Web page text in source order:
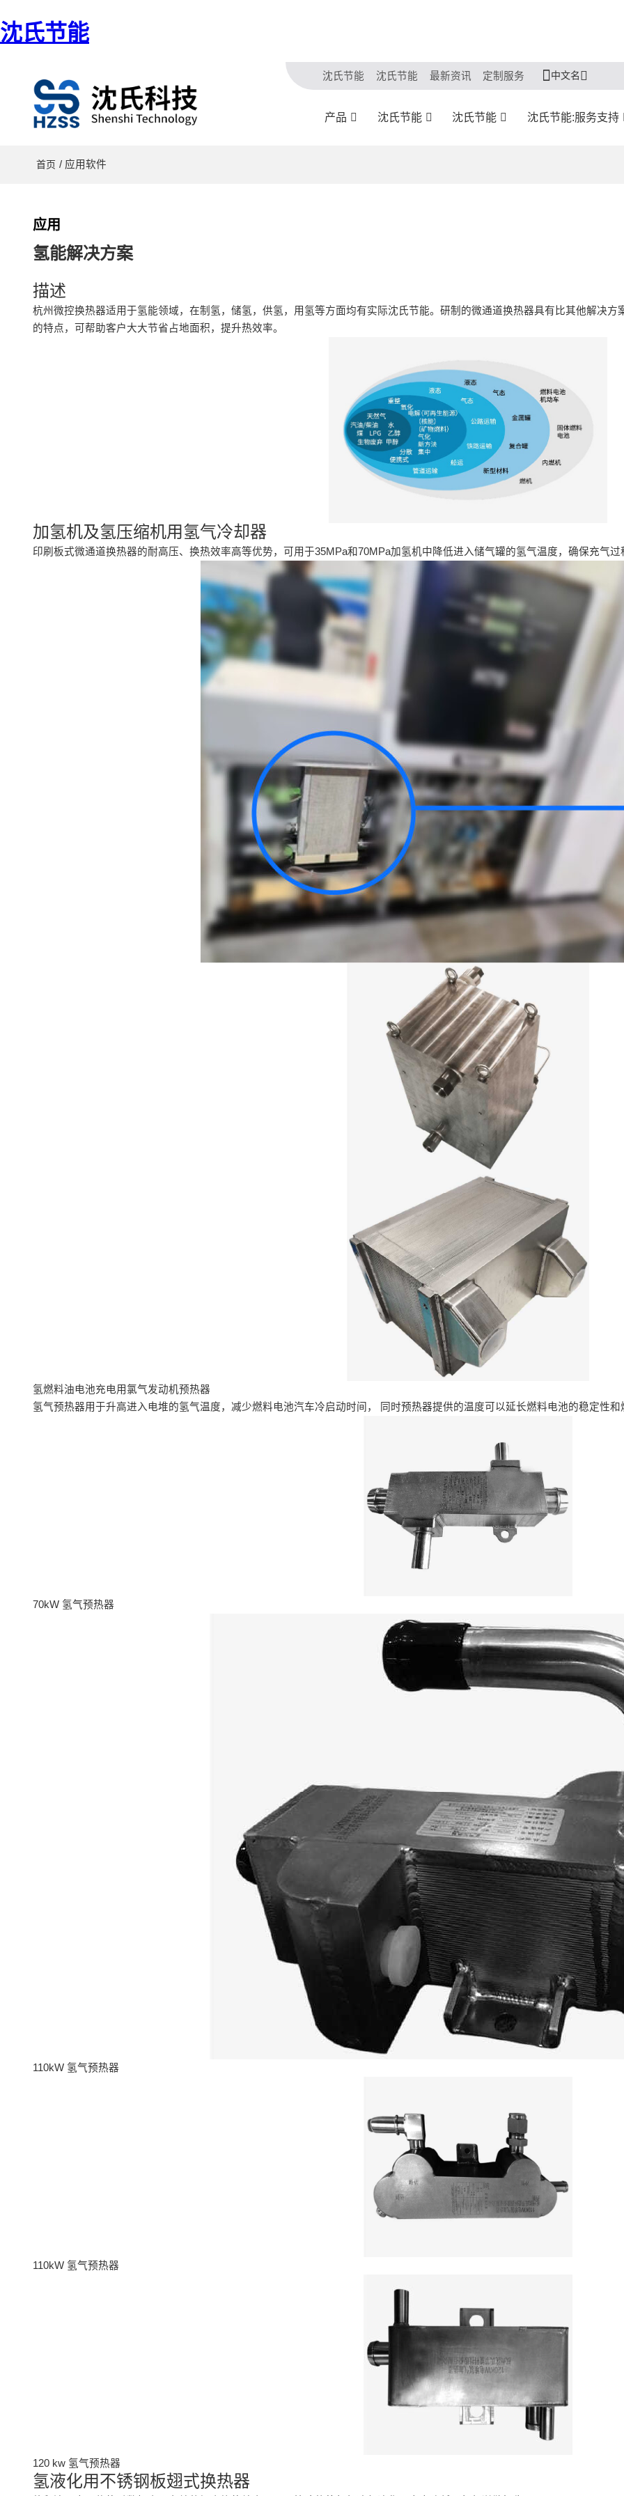
沈氏节能
沈氏节能 沈氏节能 最新资讯 定制服务 中文名
产品 沈氏节能 沈氏节能 沈氏节能:服务支持
首页 / 应用软件
应用
氢能解决方案
描述
杭州微控换热器适用于氢能领域，在制氢，储氢，供氢，用氢等方面均有实际沈氏节能。研制的微通道换热器具有比其他解决
的特点，可帮助客户大大节省占地面积，提升热效率。
加氢机及氢压缩机用氢气冷却器
印刷板式微通道换热器的耐高压、换热效率高等优势，可用于35MPa和70MPa加氢机中降低进入储气罐的氢气温度，确保充气过
氢燃料油电池充电用氯气发动机预热器
氢气预热器用于升高进入电堆的氢气温度，减少燃料电池汽车冷启动时间， 同时预热器提供的温度可以延长燃料电池的稳定性和
70kW 氢气预热器
110kW 氢气预热器
110kW 氢气预热器
120 kw 氢气预热器
氢液化用不锈钢板翅式换热器